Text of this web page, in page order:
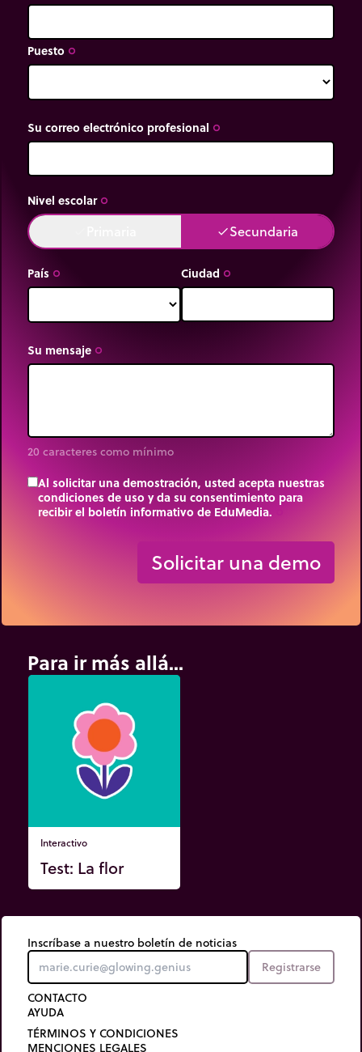
Puesto trip_origin
Su correo electrónico profesional trip_origin
Nivel escolar trip_origin
doneSecundaria
País trip_origin Ciudad trip_origin
Su mensaje trip_origin
20 caracteres como mínimo
Al solicitar una demostración, usted acepta nuestras
condiciones de uso y da su consentimiento para
recibir el boletín informativo de EduMedia.
Solicitar una demo
Para ir más allá...
Interactivo
Test: La flor
Inscríbase a nuestro boletín de noticias
Registrarse
CONTACTO
AYUDA
TÉRMINOS Y CONDICIONES
MENCIONES LEGALES